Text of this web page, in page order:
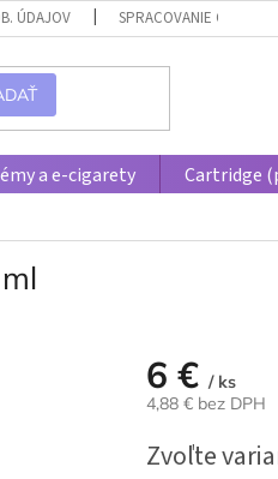
ÚDAJOV SPRACOVANIE
a e-cigarety Cartridge
6 € / ks
4,88 € bez DPH
cena:
Zvoľte